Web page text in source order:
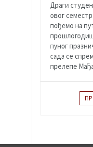
Драги
овог
пођемо на
пуног
сада се
прелепе